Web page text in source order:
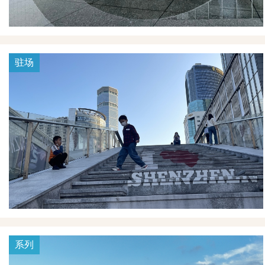
驻场
系列